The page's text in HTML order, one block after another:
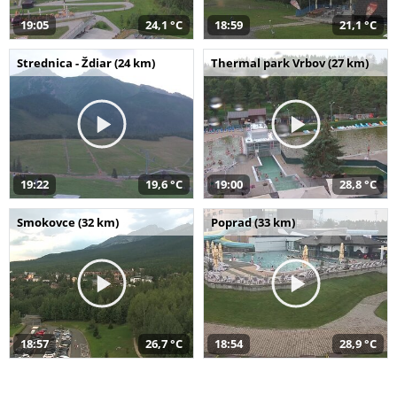
19:05 24,1 °C 18:59 21,1 °C
Strednica - Ždiar (24 km)
19:22 19,6 °C
Thermal park Vrbov (27 km)
19:00 28,8 °C
Smokovce (32 km)
18:57 26,7 °C
Poprad (33 km)
18:54 28,9 °C